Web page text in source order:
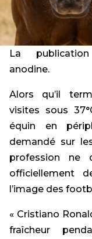
La
anodine.
Alors qu’il
visites sous
équin en
demandé sur
profession ne
officiellement
l’image des
« Cristiano
fraîcheur